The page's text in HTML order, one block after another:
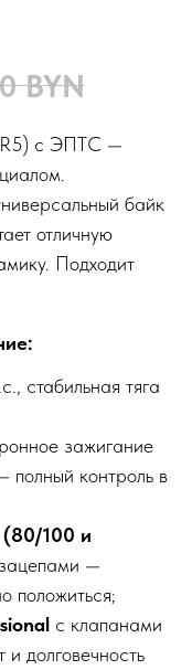
BYN
с ЭПТС —
байк
отличную
Подходит
стабильная тяга
зажигание
полный контроль в
(80/100 и
—
положиться;
с клапанами
долговечность